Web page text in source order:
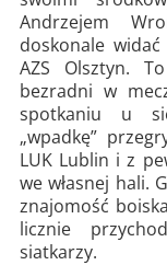
Andrzejem
doskonale
AZS Olsztyn.
bezradni w
spotkaniu u
„wpadkę”
LUK Lublin i z
we własnej hali.
znajomość
licznie
siatkarzy.